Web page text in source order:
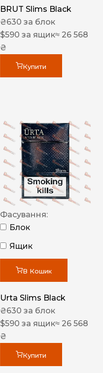
BRUT Slims Black
₴630 за блок
$590 за ящик≈ 26 568
₴
Купити
Фасування:
Блок
Ящик
В Кошик
Urta Slims Black
₴630 за блок
$590 за ящик≈ 26 568
₴
Купити